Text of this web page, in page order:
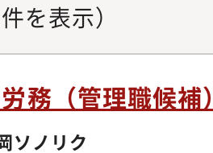
を表示）
労務（管理職候補
ソノリク